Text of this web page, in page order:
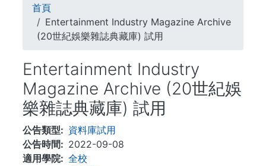
航
結
首頁
Entertainment Industry Magazine Archive
(20世紀娛樂雜誌典藏庫) 試用
Entertainment Industry
Magazine Archive (20世紀娛
樂雜誌典藏庫) 試用
公告類型
資料庫試用
公告時間
2022-09-08
適用學院
全校